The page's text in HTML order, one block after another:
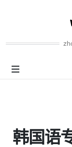
韩国语